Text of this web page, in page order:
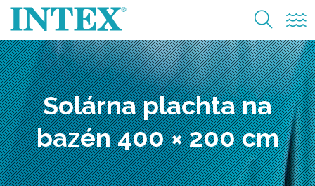
Solárna plachta na
bazén 400 × 200 cm